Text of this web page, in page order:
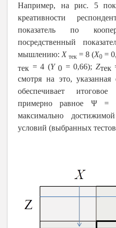
Например, на рис. 5
креативности
показатель по
посредственный
мышлению: Хтек = 8 (Х0 =
тек = 4 (Y 0 = 0,66); Zтек
смотря на это, указанная
обеспечивает
примерно равное Ψ =
максимально
условий (выбранных